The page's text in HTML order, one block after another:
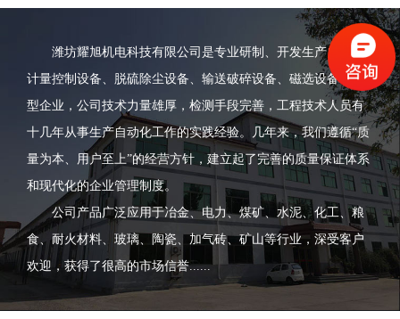
潍坊耀旭机电科技有限公司是专业研制、开发生产自动化
计量控制设备、脱硫除尘设备、输送破碎设备、磁选设备等大
型企业，公司技术力量雄厚，检测手段完善，工程技术人员有
十几年从事生产自动化工作的实践经验。几年来，我们遵循“质
量为本、用户至上”的经营方针，建立起了完善的质量保证体系
和现代化的企业管理制度。
公司产品广泛应用于冶金、电力、煤矿、水泥、化工、粮
食、耐火材料、玻璃、陶瓷、加气砖、矿山等行业，深受客户
欢迎，获得了很高的市场信誉......